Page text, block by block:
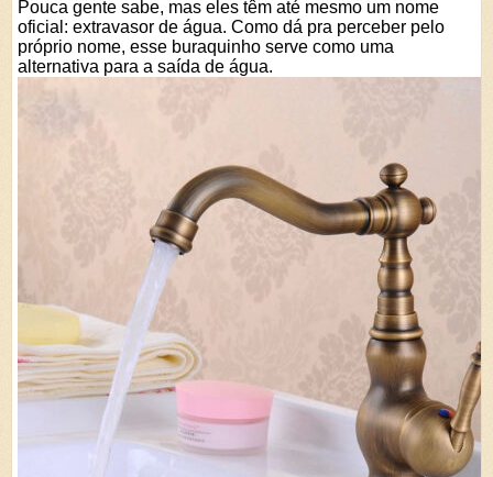
Pouca gente sabe, mas eles têm até mesmo um nome
oficial: extravasor de água. Como dá pra perceber pelo
próprio nome, esse buraquinho serve como uma
alternativa para a saída de água.